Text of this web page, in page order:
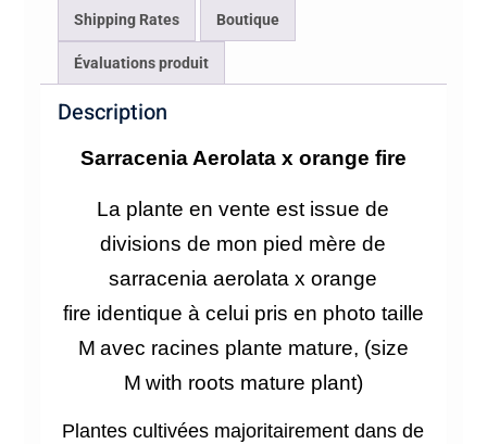
Shipping Rates Boutique
Évaluations produit
Description
Sarracenia Aerolata x orange fire
La plante en vente est issue de
divisions de mon pied mère de
sarracenia aerolata x orange
fire identique à celui pris en photo taille
M avec racines plante mature, (size
M with roots mature plant)
Plantes cultivées majoritairement dans de